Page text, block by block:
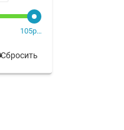
105руб.
Сбросить